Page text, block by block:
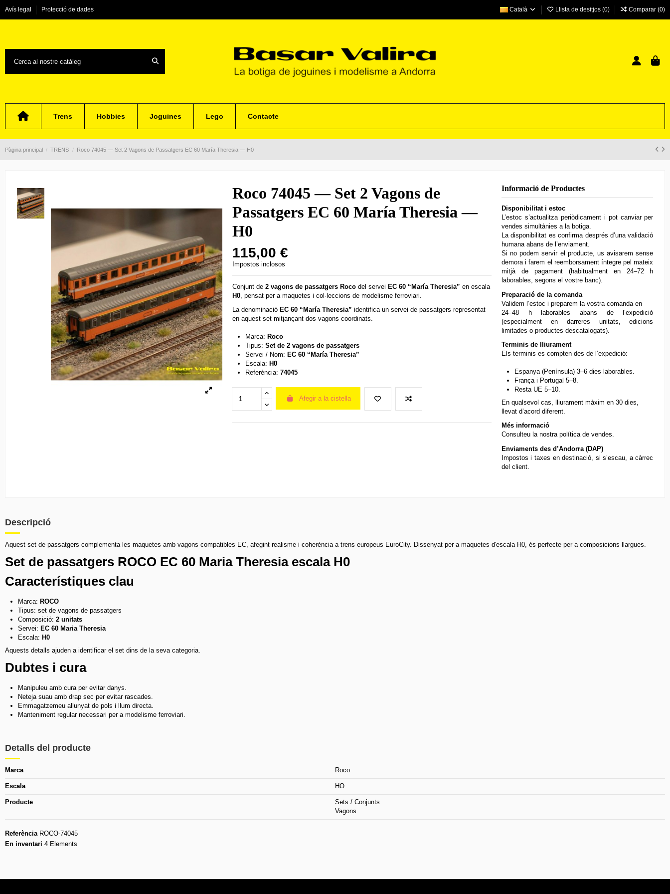
Avís legal Protecció de dades Català Llista de desitjos (0) Comparar (0)
Trens Hobbies Joguines Lego Contacte
Pàgina principal TRENS Roco 74045 — Set 2 Vagons de Passatgers EC 60 María Theresia — H0
Roco 74045 — Set 2 Vagons de
Passatgers EC 60 María Theresia —
H0
115,00 €
Impostos inclosos
Conjunt de 2 vagons de passatgers Rocodel servei EC 60 “María Theresia” en escala
H0, pensat per a maquetes i col·leccions de modelisme ferroviari.
La denominació EC 60 “María Theresia” identifica un servei de passatgers representat
en aquest set mitjançant dos vagons coordinats.
Marca: Roco
Tipus: Set de 2 vagons de passatgers
Servei / Nom: EC 60 “María Theresia”
Escala: H0
Referència: 74045
Afegir a la cistella
Informació de Productes
Disponibilitat i estoc
L’estoc s’actualitza periòdicament i pot canviar per
vendes simultànies a la botiga.
La disponibilitat es confirma després d’una validació
humana abans de l’enviament.
Si no podem servir el producte, us avisarem sense
demora i farem el reemborsament íntegre pel mateix
mitjà de pagament (habitualment en 24–72 h
laborables, segons el vostre banc).
Preparació de la comanda
Validem l’estoc i preparem la vostra comanda en
24–48 h laborables abans de l’expedició
(especialment en darreres unitats, edicions
limitades o productes descatalogats).
Terminis de lliurament
Els terminis es compten des de l’expedició:
Espanya (Península) 3–6 dies laborables.
França i Portugal 5–8.
Resta UE 5–10.
En qualsevol cas, lliurament màxim en 30 dies,
llevat d’acord diferent.
Més informació
Consulteu la nostra política de vendes.
Enviaments des d’Andorra (DAP)
Impostos i taxes en destinació, si s’escau, a càrrec
del client.
Descripció
Aquest set de passatgers complementa les maquetes amb vagons compatibles EC, afegint realisme i coherència a trens europeus EuroCity. Dissenyat per a maquetes d'escala H0, és perfecte per a composicions llargues.
Set de passatgers ROCO EC 60 Maria Theresia escala H0
Característiques clau
Marca: ROCO
Tipus: set de vagons de passatgers
Composició: 2 unitats
Servei: EC 60 Maria Theresia
Escala: H0
Aquests detalls ajuden a identificar el set dins de la seva categoria.
Dubtes i cura
Manipuleu amb cura per evitar danys.
Neteja suau amb drap sec per evitar rascades.
Emmagatzemeu allunyat de pols i llum directa.
Manteniment regular necessari per a modelisme ferroviari.
Detalls del producte
Marca Roco
Escala HO
Producte
Sets / Conjunts
Vagons
Referència ROCO-74045
En inventari 4 Elements